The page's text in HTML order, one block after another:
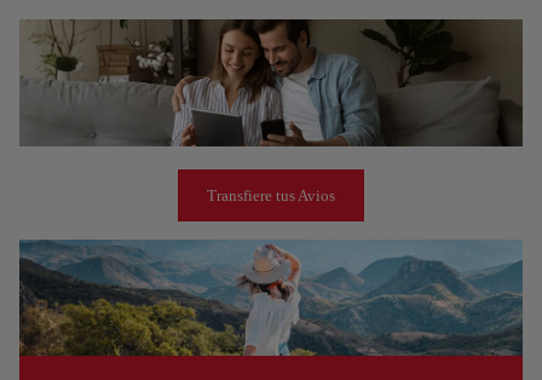
Transfiere tus Avios